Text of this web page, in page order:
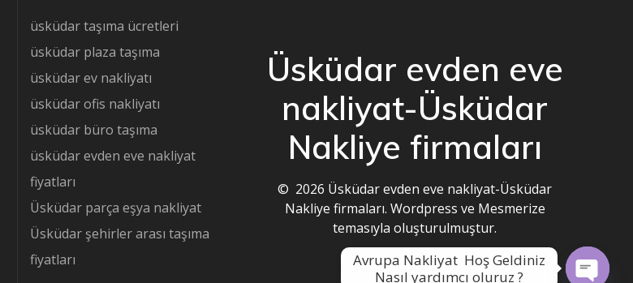
üsküdar taşıma ücretleri
üsküdar plaza taşıma
üsküdar ev nakliyatı
üsküdar ofis nakliyatı
üsküdar büro taşıma
üsküdar evden eve nakliyat
fiyatları
Üsküdar parça eşya nakliyat
Üsküdar şehirler arası taşıma
fiyatları
Üsküdar evden eve
nakliyat-Üsküdar
Nakliye firmaları
© 2026 Üsküdar evden eve nakliyat-Üsküdar
Nakliye firmaları. Wordpress ve Mesmerize
temasıyla oluşturulmuştur.
Avrupa Nakliyat  Hoş Geldiniz
Nasıl yardımcı oluruz ?